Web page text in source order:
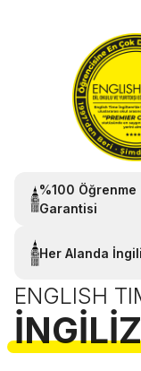
%100 Öğrenme
Garantisi
Her Alanda
ENGLISH